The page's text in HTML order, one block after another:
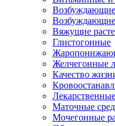
Возбуждающие
Вяжущие
Глистогонные
Желчегонные
Качество
Маточные
Мочегонные